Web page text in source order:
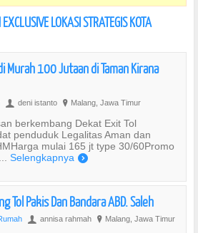
LOKASI STRATEGIS KOTA
Murah 100 Jutaan di Taman Kirana
U deni istanto ? Malang, Jawa Timur
berkembang Dekat Exit Tol
penduduk Legalitas Aman dan
mulai 165 jt type 30/60Promo
Selengkapnya )
Tol Pakis Dan Bandara ABD. Saleh
U annisa rahmah ? Malang, Jawa Timur